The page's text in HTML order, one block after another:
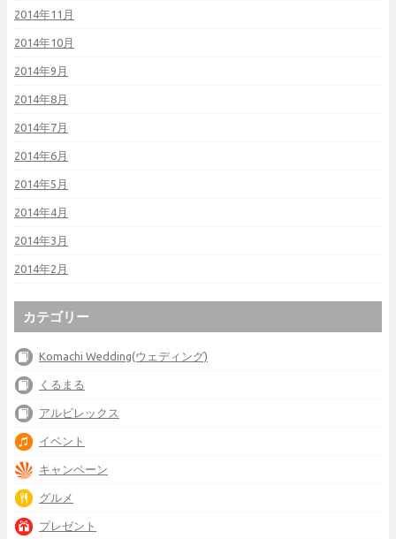
2014年11月
2014年10月
2014年9月
2014年8月
2014年7月
2014年6月
2014年5月
2014年4月
2014年3月
2014年2月
カテゴリー
Komachi Wedding(ウェディング)
くるまる
アルビレックス
イベント
キャンペーン
グルメ
プレゼント